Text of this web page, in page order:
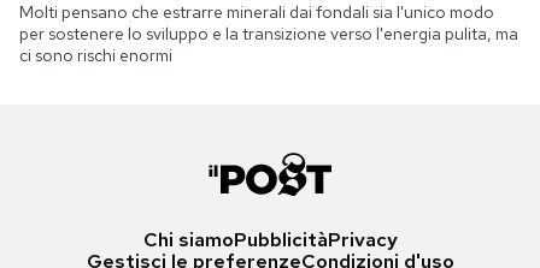
Molti pensano che estrarre minerali dai fondali sia l'unico modo
per sostenere lo sviluppo e la transizione verso l'energia pulita, ma
ci sono rischi enormi
Chi siamoPubblicitàPrivacy
Gestisci le preferenzeCondizioni d'uso